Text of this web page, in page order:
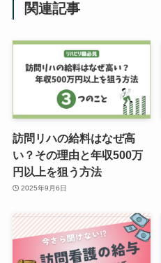
関連記事
訪問リハの給料はなぜ高
い？その理由と年収500万
円以上を狙う方法
2025年9月6日